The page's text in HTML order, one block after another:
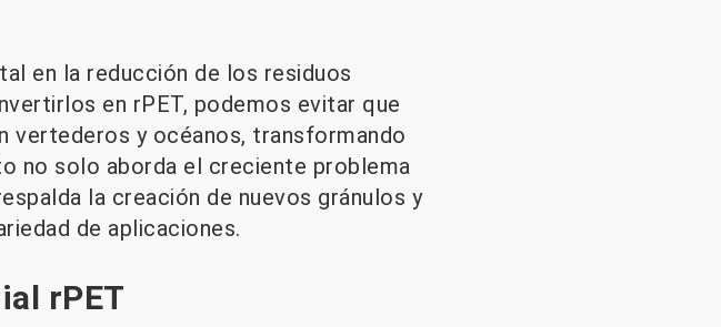
en la reducción de los residuos
en rPET, podemos evitar que
vertederos y océanos, transformando
no solo aborda el creciente problema
la creación de nuevos gránulos y
de aplicaciones.
rPET